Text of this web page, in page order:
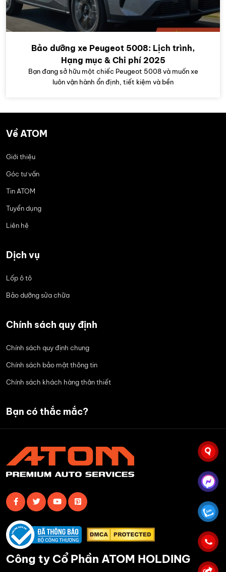
Bảo dưỡng xe Peugeot 5008: Lịch trình,
Hạng mục & Chi phí 2025
Bạn đang sở hữu một chiếc Peugeot 5008 và muốn xe
luôn vận hành ổn định, tiết kiệm và bền
Về ATOM
Giới thiệu
Góc tư vấn
Tin ATOM
Tuyển dụng
Liên hệ
Dịch vụ
Lốp ô tô
Bảo dưỡng sửa chữa
Chính sách quy định
Chính sách quy định chung
Chính sách bảo mật thông tin
Chính sách khách hàng thân thiết
Bạn có thắc mắc?
Công ty Cổ Phần ATOM HOLDING